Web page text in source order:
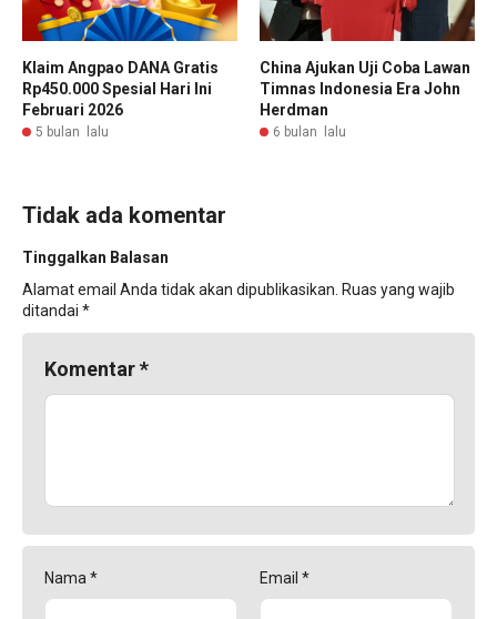
Klaim Angpao DANA Gratis
Rp450.000 Spesial Hari Ini
Februari 2026
5 bulan lalu
China Ajukan Uji Coba Lawan
Timnas Indonesia Era John
Herdman
6 bulan lalu
Tidak ada komentar
Tinggalkan Balasan
Alamat email Anda tidak akan dipublikasikan. Ruas yang wajib
ditandai *
Komentar*
Nama * Email *